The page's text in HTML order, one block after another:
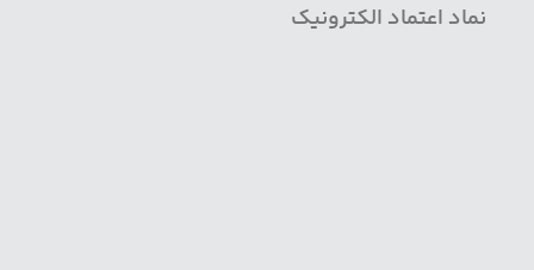
نماد اعتماد الکترونیک